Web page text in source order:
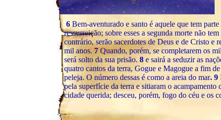
6 Bem-aventurado e santo é aquele que tem
ressurreição; sobre esses a segunda morte não
contrário, serão sacerdotes de Deus e de Cristo e
mil anos. 7 Quando, porém, se completarem os
será solto da sua prisão. 8 e sairá a seduzir as
quatro cantos da terra, Gogue e Magogue a fim
peleja. O número dessas é como a areia do mar. 9
pela superfície da terra e sitiaram o acampamento
cidade querida; desceu, porém, fogo do céu e os